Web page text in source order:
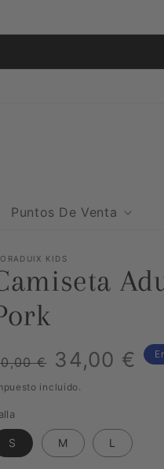
Puntos De Venta
KIDS
€
Precio
de
34,00 €
incluido.
S M L